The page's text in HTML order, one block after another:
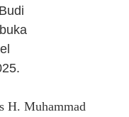
H. Muhammad